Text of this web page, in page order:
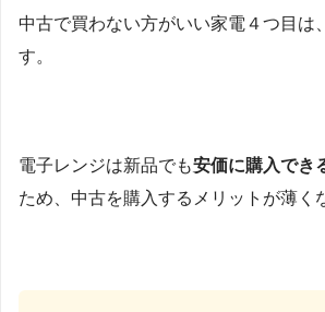
中古で買わない方がいい家電４つ目は、
す。
電子レンジは新品でも安価に購入でき
ため、中古を購入するメリットが薄く